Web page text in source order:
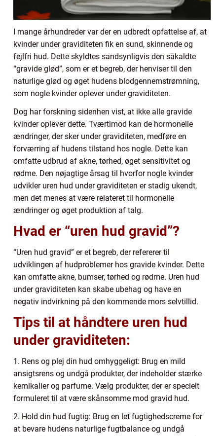
I mange århundreder var der en udbredt opfattelse af, at
kvinder under graviditeten fik en sund, skinnende og
fejlfri hud. Dette skyldtes sandsynligvis den såkaldte
“gravide glød”, som er et begreb, der henviser til den
naturlige glød og øget hudens blodgennemstrømning,
som nogle kvinder oplever under graviditeten.
Dog har forskning sidenhen vist, at ikke alle gravide
kvinder oplever dette. Tværtimod kan de hormonelle
ændringer, der sker under graviditeten, medføre en
forværring af hudens tilstand hos nogle. Dette kan
omfatte udbrud af akne, tørhed, øget sensitivitet og
rødme. Den nøjagtige årsag til hvorfor nogle kvinder
udvikler uren hud under graviditeten er stadig ukendt,
men det menes at være relateret til hormonelle
ændringer og øget produktion af talg.
Hvad er “uren hud gravid”?
“Uren hud gravid” er et begreb, der refererer til
udviklingen af hudproblemer hos gravide kvinder. Dette
kan omfatte akne, bumser, tørhed og rødme. Uren hud
under graviditeten kan skabe ubehag og have en
negativ indvirkning på den kommende mors selvtillid.
Tips til at håndtere uren hud
under graviditeten:
1. Rens og plej din hud omhyggeligt: Brug en mild
ansigtsrens og undgå produkter, der indeholder stærke
kemikalier og parfume. Vælg produkter, der er specielt
formuleret til at være skånsomme mod gravid hud.
2. Hold din hud fugtig: Brug en let fugtighedscreme for
at bevare hudens naturlige fugtbalance og undgå